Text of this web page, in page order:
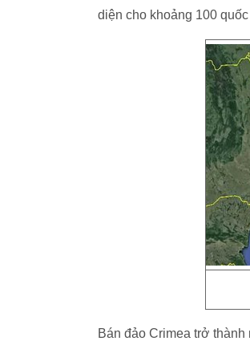
diện cho khoảng 100
Bán đảo Crimea trở